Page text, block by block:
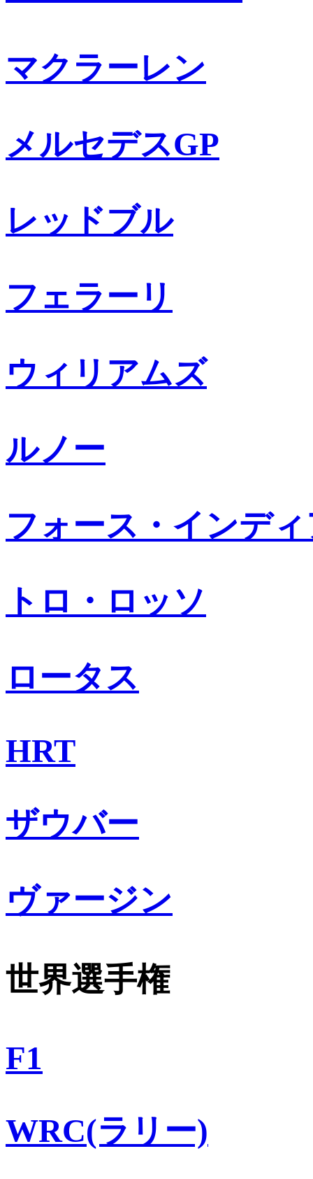
マクラーレン
メルセデスGP
レッドブル
フェラーリ
ウィリアムズ
ルノー
フォース・インデ
トロ・ロッソ
ロータス
HRT
ザウバー
ヴァージン
世界選手権
F1
WRC(ラリー)